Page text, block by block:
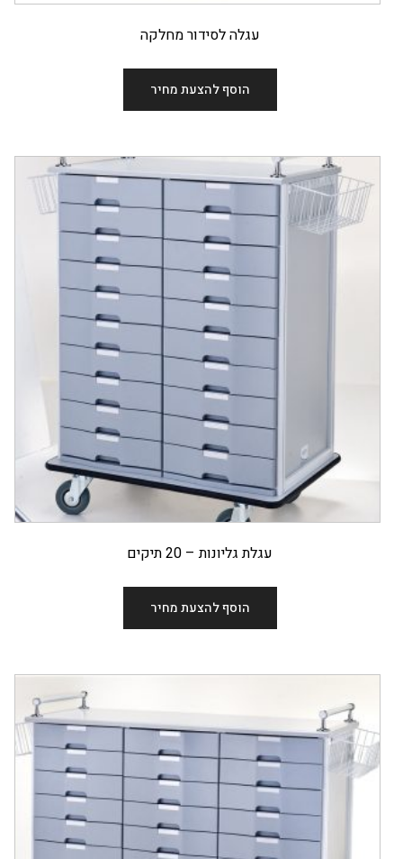
עגלה לסידור מחלקה
הוסף להצעת מחיר
עגלת גליונות – 20 תיקים
הוסף להצעת מחיר